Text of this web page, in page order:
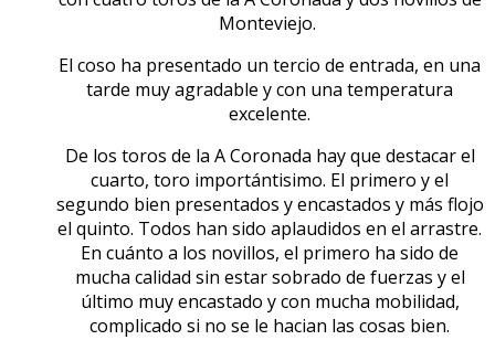
Monteviejo.
El coso ha presentado un tercio de entrada, en una
tarde muy agradable y con una temperatura
excelente.
De los toros de la A Coronada hay que destacar el
cuarto, toro importántisimo. El primero y el
segundo bien presentados y encastados y más flojo
el quinto. Todos han sido aplaudidos en el arrastre.
En cuánto a los novillos, el primero ha sido de
mucha calidad sin estar sobrado de fuerzas y el
último muy encastado y con mucha mobilidad,
complicado si no se le hacian las cosas bien.